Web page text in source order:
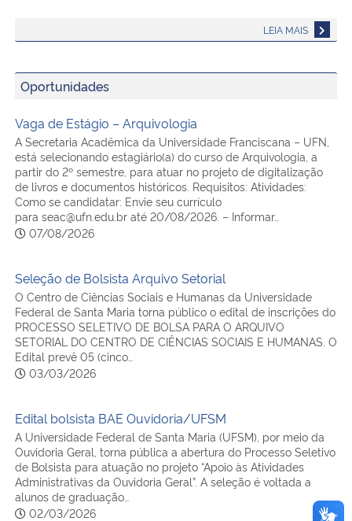
LEIA MAIS
Oportunidades
Vaga de Estágio – Arquivologia
A Secretaria Acadêmica da Universidade Franciscana – UFN,
está selecionando estagiário(a) do curso de Arquivologia, a
partir do 2º semestre, para atuar no projeto de digitalização
de livros e documentos históricos. Requisitos: Atividades:
Como se candidatar: Envie seu currículo
para seac@ufn.edu.br até 20/08/2026. – Informar…
07/08/2026
Seleção de Bolsista Arquivo Setorial
O Centro de Ciências Sociais e Humanas da Universidade
Federal de Santa Maria torna público o edital de inscrições do
PROCESSO SELETIVO DE BOLSA PARA O ARQUIVO
SETORIAL DO CENTRO DE CIÊNCIAS SOCIAIS E HUMANAS. O
Edital prevê 05 (cinco…
03/03/2026
Edital bolsista BAE Ouvidoria/UFSM
A Universidade Federal de Santa Maria (UFSM), por meio da
Ouvidoria Geral, torna pública a abertura do Processo Seletivo
de Bolsista para atuação no projeto “Apoio às Atividades
Administrativas da Ouvidoria Geral”. A seleção é voltada a
alunos de graduação…
02/03/2026